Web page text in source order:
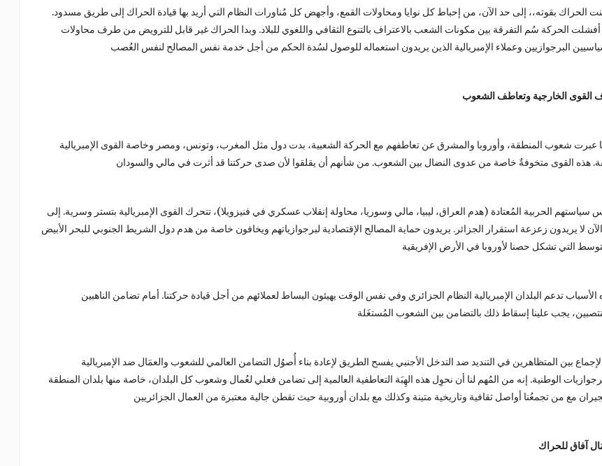
الحراك بقوته،، إلى حد الآن، من إحباط كل نوايا ومحاولات القمع، وأجهض كل مُناورات النظام التي أريد بها قيادة الحراك إلى طريق مسدود.
أفشلت الحركة سُم التفرقة بين مكونات الشعب بالاعتراف بالتنوع الثقافي واللغوي للبلاد. وبدا الحراك غير قابل للترويض من طرف محاولات
القوى الخارجية وتعاطف الشعوب
عبرت شعوب المنطقة، وأوروبا والمشرق عن تعاطفهم مع الحركة الشعبية، بدت دول مثل المغرب، وتونس، ومصر وخاصة القوى الإمبريالية
سياستهم الحربية المُعتادة (هدم العراق، ليبيا، مالي وسوريا، محاولة إنقلاب عسكري في فنيزويلا)، تتحرك القوى الإمبريالية بتستر وسرية. إلى
لا يريدون زعزعة استقرار الجزائر. يريدون حماية المصالح الإقتصادية لبرجوازياتهم ويخافون خاصة من هدم دول الشريط الجنوبي للبحر الأبيض
الأسباب تدعم البلدان الإمبريالية النظام الجزائري وفي نفس الوقت يهيئون البساط لعملائهم من أجل قيادة حركتنا. أمام تضامن الناهبين
بين المتظاهرين في التنديد ضد التدخل الأجنبي يفسح الطريق لإعادة بناء أُصوُل التضامن العالمي للشعوب والعمَال ضد الإمبريالية
الوطنية. إنه من المُهم لنا أن نحوِل هذه الهِبَة التعاطفية العالمية إلى تضامن فعلي لعُمال وشعوب كل البلدان، خاصة منها بلدان المنطقة
آفاق للحراك